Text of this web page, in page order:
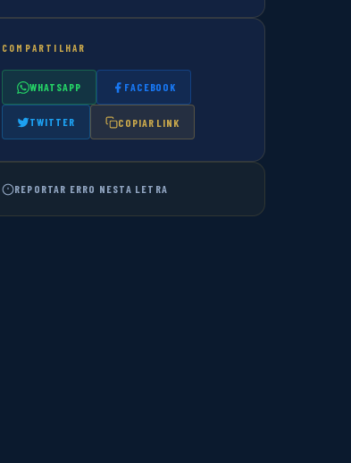
COMPARTILHAR
WHATSAPP FACEBOOK
TWITTER COPIAR LINK
REPORTAR ERRO NESTA LETRA